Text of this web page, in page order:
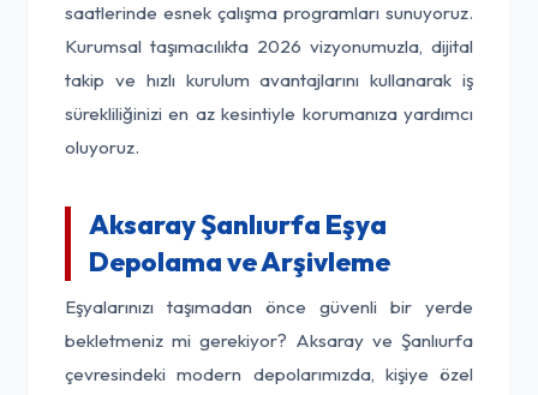
saatlerinde esnek çalışma programları sunuyoruz.
Kurumsal taşımacılıkta 2026 vizyonumuzla, dijital
takip ve hızlı kurulum avantajlarını kullanarak iş
sürekliliğinizi en az kesintiyle korumanıza yardımcı
oluyoruz.
Aksaray Şanlıurfa Eşya
Depolama ve Arşivleme
Eşyalarınızı taşımadan önce güvenli bir yerde
bekletmeniz mi gerekiyor? Aksaray ve Şanlıurfa
çevresindeki modern depolarımızda, kişiye özel